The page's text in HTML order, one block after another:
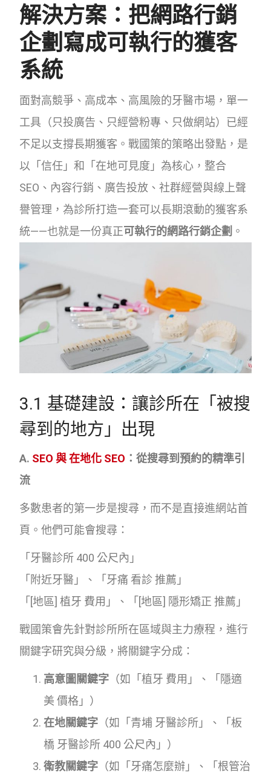
解決方案：把網路行銷
企劃寫成可執行的獲客
系統
面對高競爭、高成本、高風險的牙醫市場，單一
工具（只投廣告、只經營粉專、只做網站）已經
不足以支撐長期獲客。戰國策的策略出發點，是
以「信任」和「在地可見度」為核心，整合
SEO、內容行銷、廣告投放、社群經營與線上聲
譽管理，為診所打造一套可以長期滾動的獲客系
統——也就是一份真正可執行的網路行銷企劃 。
3.1 基礎建設：讓診所在「被搜
尋到的地方」出現
A. SEO 與 在地化 SEO ：從搜尋到預約的精準引
流
多數患者的第一步是搜尋，而不是直接進網站首
頁。他們可能會搜尋：
「牙醫診所 400 公尺內」
「附近牙醫」、「牙痛 看診 推薦」
「[地區] 植牙 費用」、「[地區] 隱形矯正 推薦」
戰國策會先針對診所所在區域與主力療程，進行
關鍵字研究與分級，將關鍵字分成：
高意圖關鍵字 （如「植牙 費用」、「隱適
美 價格」）
在地關鍵字 （如「青埔 牙醫診所」、「板
橋 牙醫診所 400 公尺內」）
衛教關鍵字 （如「牙痛怎麼辦」、「根管治